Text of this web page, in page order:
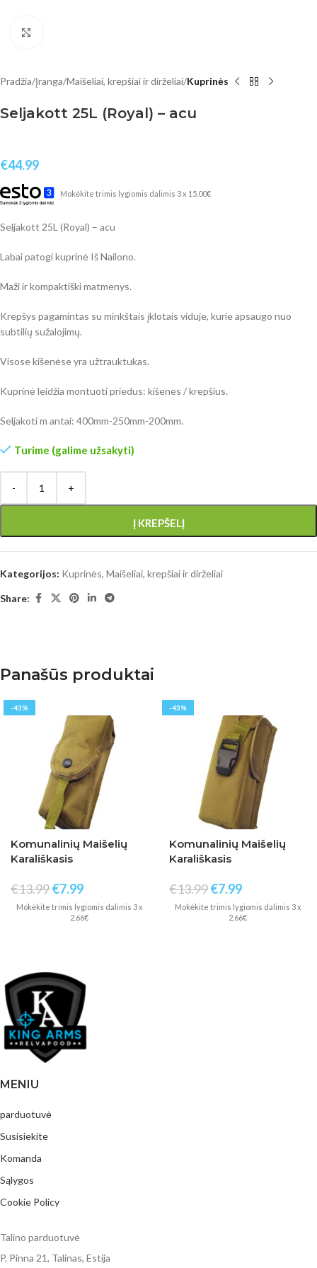
Pradžia Įranga Maišeliai, krepšiai ir dirželiai Kuprinės
Seljakott 25L (Royal) – acu
€44.99
Mokėkite trimis lygiomis dalimis 3 x 15.00€
Seljakott 25L (Royal) – acu
Labai patogi kuprinė Iš Nailono.
Maži ir kompaktiški matmenys.
Krepšys pagamintas su minkštais įklotais viduje, kurie apsaugo nuo
subtilių sužalojimų.
Visose kišenėse yra užtrauktukas.
Kuprinė leidžia montuoti priedus: kišenes / krepšius.
Seljakoti m antai: 400mm-250mm-200mm.
Turime (galime užsakyti)
Į KREPŠELĮ
Kategorijos: Kuprinės, Maišeliai, krepšiai ir dirželiai
Share:
Panašūs produktai
-43%
Komunalinių Maišelių
Karališkasis
€13.99€7.99
Mokėkite trimis lygiomis dalimis 3 x
2.66€
-43%
Komunalinių Maišelių
Karališkasis
€13.99€7.99
Mokėkite trimis lygiomis dalimis 3 x
2.66€
MENIU
parduotuvė
Susisiekite
Komanda
Sąlygos
Cookie Policy
Talino parduotuvė
P. Pinna 21, Talinas, Estija